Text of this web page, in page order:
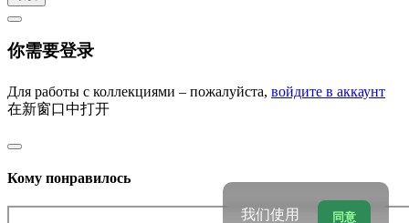
你需要登录
Для работы с коллекциями – пожалуйста, войдите в аккаунт
在新窗口中打开
Кому понравилось
同意
我们使用